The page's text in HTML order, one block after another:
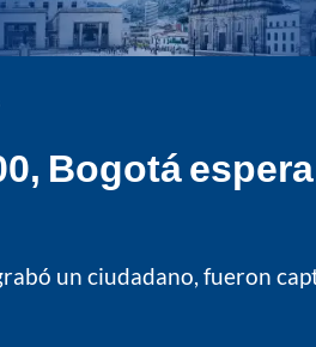
Bogotá
un ciudadano, fueron